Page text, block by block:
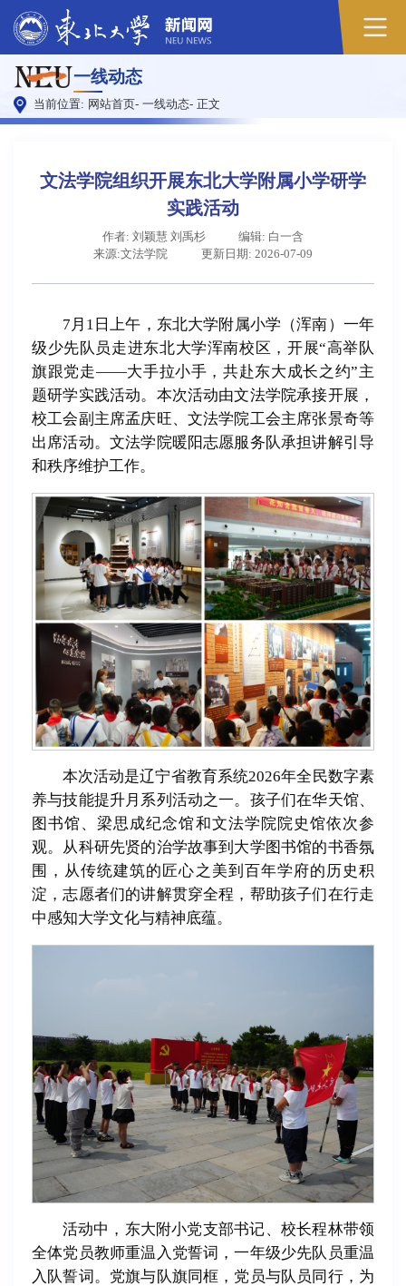
一线动态
当前位置: 网站首页- 一线动态- 正文
文法学院组织开展东北大学附属小学研学
实践活动
作者: 刘颖慧 刘禹杉
编辑: 白一含
来源:文法学院
更新日期: 2026-07-09
7月1日上午，东北大学附属小学（浑南）一年
级少先队员走进东北大学浑南校区，开展“高举队
旗跟党走——大手拉小手，共赴东大成长之约”主
题研学实践活动。本次活动由文法学院承接开展，
校工会副主席孟庆旺、文法学院工会主席张景奇等
出席活动。文法学院暖阳志愿服务队承担讲解引导
和秩序维护工作。
本次活动是辽宁省教育系统2026年全民数字素
养与技能提升月系列活动之一。孩子们在华天馆、
图书馆、梁思成纪念馆和文法学院院史馆依次参
观。从科研先贤的治学故事到大学图书馆的书香氛
围，从传统建筑的匠心之美到百年学府的历史积
淀，志愿者们的讲解贯穿全程，帮助孩子们在行走
中感知大学文化与精神底蕴。
活动中，东大附小党支部书记、校长程林带领
全体党员教师重温入党誓词，一年级少先队员重温
入队誓词。党旗与队旗同框，党员与队员同行，为
原